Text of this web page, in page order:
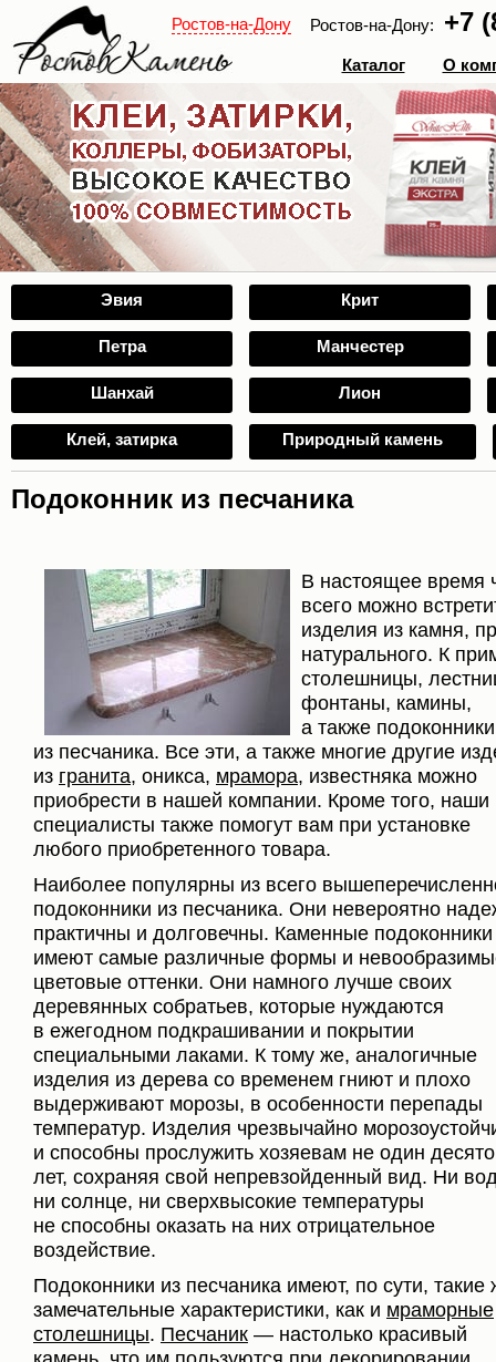
Ростов-на-Дону Ростов-на-Дону: +7
Каталог О
Эвия Крит
Петра Манчестер
Шанхай Лион
Клей, затирка Природный камень
Подоконник из песчаника
В настоящее время
всего можно
изделия из камня,
натурального. К
столешницы,
фонтаны, камины,
а также подоконники
из песчаника. Все эти, а также многие другие
из гранита, оникса, мрамора, известняка можно
приобрести в нашей компании. Кроме того, наши
специалисты также помогут вам при установке
любого приобретенного товара.
Наиболее популярны из всего
подоконники из песчаника. Они невероятно
практичны и долговечны. Каменные подоконники
имеют самые различные формы и
цветовые оттенки. Они намного лучше своих
деревянных собратьев, которые нуждаются
в ежегодном подкрашивании и покрытии
специальными лаками. К тому же, аналогичные
изделия из дерева со временем гниют и плохо
выдерживают морозы, в особенности перепады
температур. Изделия чрезвычайно
и способны прослужить хозяевам не один
лет, сохраняя свой непревзойденный вид. Ни
ни солнце, ни сверхвысокие температуры
не способны оказать на них отрицательное
воздействие.
Подоконники из песчаника имеют, по сути, такие
замечательные характеристики, как и мраморные
столешницы. Песчаник — настолько красивый